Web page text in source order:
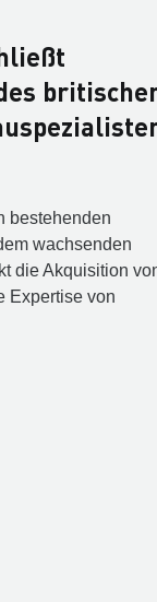
bestehenden
wachsenden
die Akquisition
Expertise von